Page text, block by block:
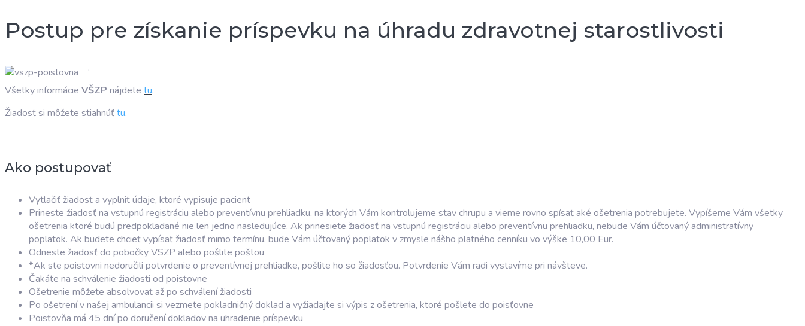
Postup pre získanie príspevku na úhradu zdravotnej starostlivosti
.
Všetky informácie VŠZP nájdete tu.
Žiadosť si môžete stiahnúťtu.
Ako postupovať
Vytlačiť žiadosť a vyplniť údaje, ktoré vypisuje pacient
Prineste žiadosť na vstupnú registráciu alebo preventívnu prehliadku, na ktorých Vám kontrolujeme stav chrupu a vieme rovno spísať aké ošetrenia potrebujete. Vypíšeme Vám všetky
ošetrenia ktoré budú predpokladané nie len jedno nasledujúce. Ak prinesiete žiadosť na vstupnú registráciu alebo preventívnu prehliadku, nebude Vám účtovaný administratívny
poplatok. Ak budete chcieť vypísať žiadosť mimo termínu, bude Vám účtovaný poplatok v zmysle nášho platného cenníku vo výške 10,00 Eur.
Odneste žiadosť do pobočky VSZP alebo pošlite poštou
*Ak ste poisťovni nedoručili potvrdenie o preventívnej prehliadke, pošlite ho so žiadosťou. Potvrdenie Vám radi vystavíme pri návšteve.
Čakáte na schválenie žiadosti od poisťovne
Ošetrenie môžete absolvovať až po schválení žiadosti
Po ošetrení v našej ambulancii si vezmete pokladničný doklad a vyžiadajte si výpis z ošetrenia, ktoré pošlete do poisťovne
Poisťovňa má 45 dní po doručení dokladov na uhradenie príspevku